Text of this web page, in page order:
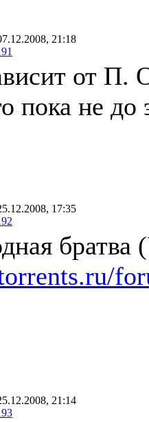
21:18
от П.
пока не
17:35
21:14